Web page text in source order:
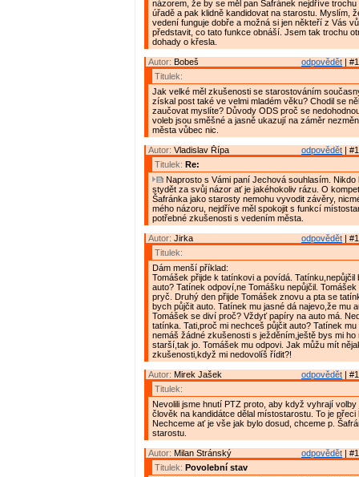
názorem, že by se měl pan Šafránek nejdříve trochu
úřadě a pak klidně kandidovat na starostu. Myslím,
vedení funguje dobře a možná si jen někteří z Vás
představit, co tato funkce obnáší. Jsem tak trochu
dohady o křesla.
odpovědět |
Autor: Bobeš
Titulek:
Jak velké měl zkušenosti se starostováním
získal post také ve velmi mladém věku? Chodil se
zaučovat myslíte? Důvody ODS proč se
voleb jsou směšné a jasně ukazují na záměr
města vůbec nic.
odpovědět |
Autor: Vladislav Řípa
Titulek: Re:
Naprosto s Vámi paní Jechová souhlasím. Nikdo
stydět za svůj názor ať je jakéhokoliv rázu. O
Šafránka jako starosty nemohu vyvodit závěry,
mého názoru, nejdříve měl spokojit s funkcí
potřebné zkušenosti s vedením města.
odpovědět |
Autor: Jirka
Titulek:
Dám menší příklad:
Tomášek přijde k tatínkovi a povídá. Tatínku,nepůjčil
auto? Tatínek odpoví,ne Tomášku nepůjčil.
pryč. Druhý den přijde Tomášek znovu a pta se
bych půjčit auto. Tatínek mu jasné dá najevo,že mu
Tomášek se diví proč? Vždyť papíry na auto má.
tatínka. Tati,proč mi nechceš půjčit auto? Tatínek
nemáš žádné zkušenosti s ježděním,ještě bys mi ho
starší,tak jo. Tomášek mu odpovi. Jak můžu mít
zkušenosti,když mi nedovolíš řídit?!
odpovědět |
Autor: Mirek Jašek
Titulek:
Nevolili jsme hnutí PTZ proto, aby když vyhrají volby
člověk na kandidátce dělal místostarostu. To je přeci
Nechceme ať je vše jak bylo dosud, chceme p.
starostu.
odpovědět |
Autor: Milan Stránský
Titulek: Povolební stav